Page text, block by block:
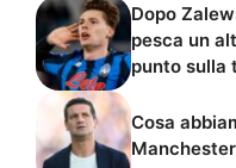
Dopo
pesca un
punto sulla
Cosa